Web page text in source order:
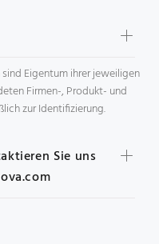
Sie uns
Eigentum ihrer jeweiligen
Firmen-, Produkt- und
zur Identifizierung.